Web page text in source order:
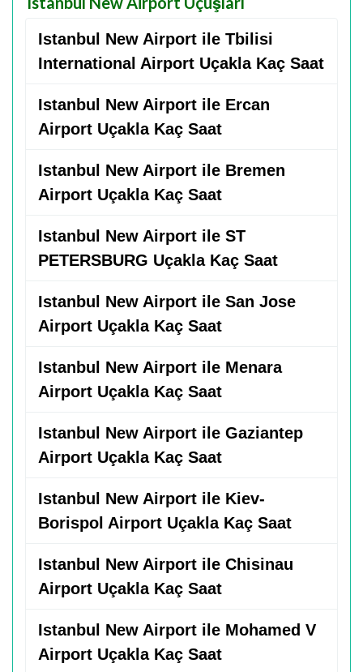
Istanbul New Airport ile Tbilisi
International Airport Uçakla Kaç Saat
Istanbul New Airport ile Ercan
Airport Uçakla Kaç Saat
Istanbul New Airport ile Bremen
Airport Uçakla Kaç Saat
Istanbul New Airport ile ST
PETERSBURG Uçakla Kaç Saat
Istanbul New Airport ile San Jose
Airport Uçakla Kaç Saat
Istanbul New Airport ile Menara
Airport Uçakla Kaç Saat
Istanbul New Airport ile Gaziantep
Airport Uçakla Kaç Saat
Istanbul New Airport ile Kiev-
Borispol Airport Uçakla Kaç Saat
Istanbul New Airport ile Chisinau
Airport Uçakla Kaç Saat
Istanbul New Airport ile Mohamed V
Airport Uçakla Kaç Saat